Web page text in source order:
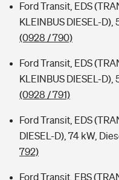
Ford Transit, EDS
KLEINBUS DIESEL-D),
(0928 / 790)
Ford Transit, EDS
KLEINBUS DIESEL-D),
(0928 / 791)
Ford Transit, EDS
DIESEL-D), 74 kW,
792)
Ford Transit, EBS